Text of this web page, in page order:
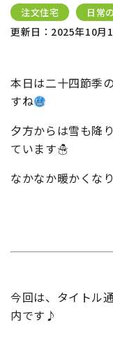
注文住宅 日常
更新日： 2025年10月
本日は二十四節季
すね
夕方からは雪も降
ています☃
なかなか暖かくな
今回は、タイトル
内です♪